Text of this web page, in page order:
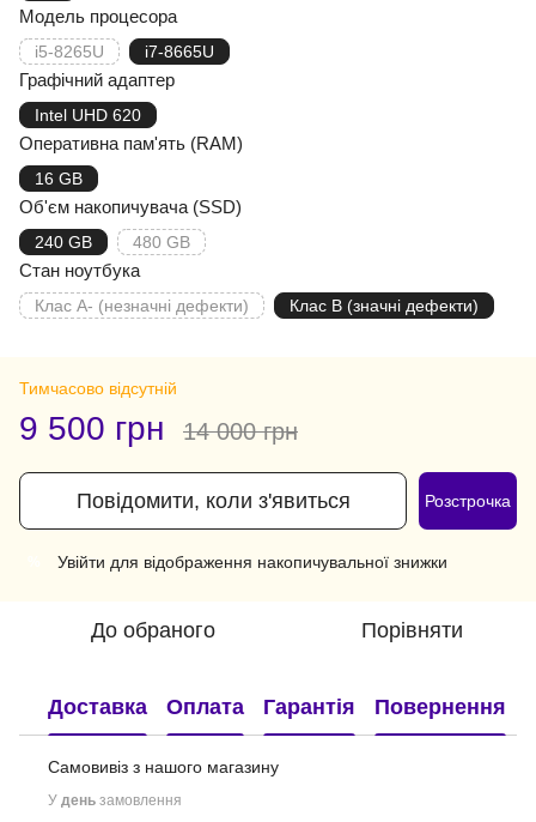
Модель процесора
i5-8265U i7-8665U
Графічний адаптер
Intel UHD 620
Оперативна пам'ять (RAM)
16 GB
Об'єм накопичувача (SSD)
240 GB 480 GB
Стан ноутбука
Клас A- (незначні дефекти) Клас B (значні дефекти)
Тимчасово відсутній
9 500 грн 14 000 грн
Повідомити, коли з'явиться Розстрочка
Увійти для відображення накопичувальної знижки
До обраного Порівняти
Доставка Оплата Гарантія Повернення
Самовивіз з нашого магазину
У день замовлення